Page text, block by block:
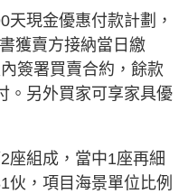
現金優惠付款計劃，
獲賣方接納當日繳
簽署買賣合約，餘款
。另外買家可享家具優
座組成，當中1座再細
伙，項目海景單位比例